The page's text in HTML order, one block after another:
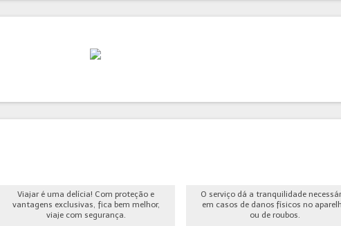
Viajar é uma delícia! Com proteção e
vantagens exclusivas, fica bem melhor,
viaje com segurança.
O serviço dá a tranquilidade
em casos de danos físicos no
ou de roubos.